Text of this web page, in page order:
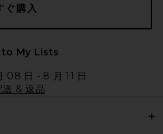
ぐ購入
My Lists
08 日 - 8 月 11 日
送 & 返品